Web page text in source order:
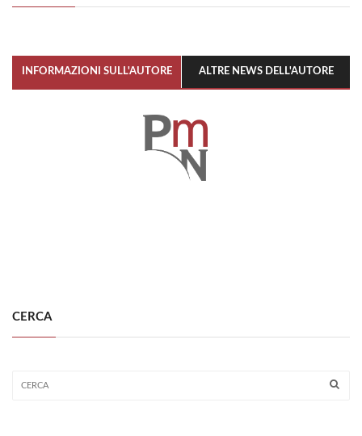
INFORMAZIONI SULL'AUTORE ALTRE NEWS DELL'AUTORE
CERCA